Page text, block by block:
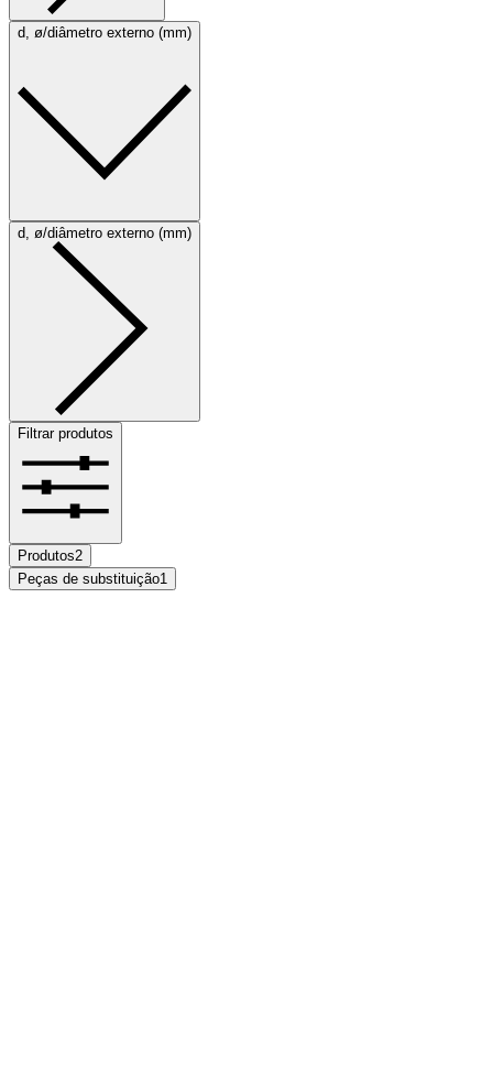
d, ø/diâmetro externo (mm)
d, ø/diâmetro externo (mm)
Filtrar produtos
Produtos2
Peças de substituição1